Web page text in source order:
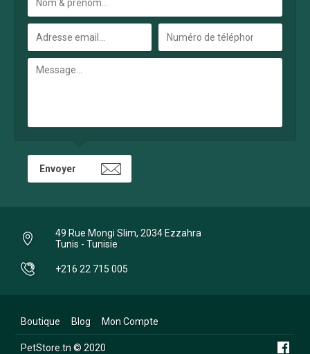
49 Rue Mongi Slim, 2034 Ezzahra
Tunis - Tunisie
+216 22 715 005
PetStore.tn © 2020
Boutique Blog Mon Compte